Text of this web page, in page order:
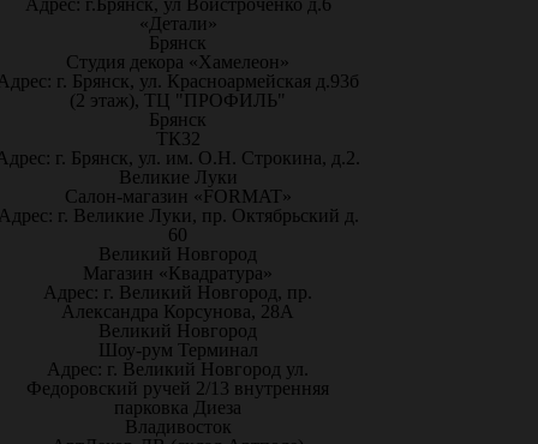
Адрес: г.Брянск, ул Войстроченко д.6
«Детали»
Брянск
Студия декора «Хамелеон»
г. Брянск, ул. Красноармейская д.93б
(2 этаж), ТЦ "ПРОФИЛЬ"
Брянск
ТК32
г. Брянск, ул. им. О.Н. Строкина, д.2.
Великие Луки
Салон-магазин «FORMAT»
г. Великие Луки, пр. Октябрьский д.
60
Великий Новгород
Магазин «Квадратура»
Адрес: г. Великий Новгород, пр.
Александра Корсунова, 28А
Великий Новгород
Шоу-рум Терминал
Адрес: г. Великий Новгород ул.
Федоровский ручей 2/13 внутренняя
парковка Диеза
Владивосток